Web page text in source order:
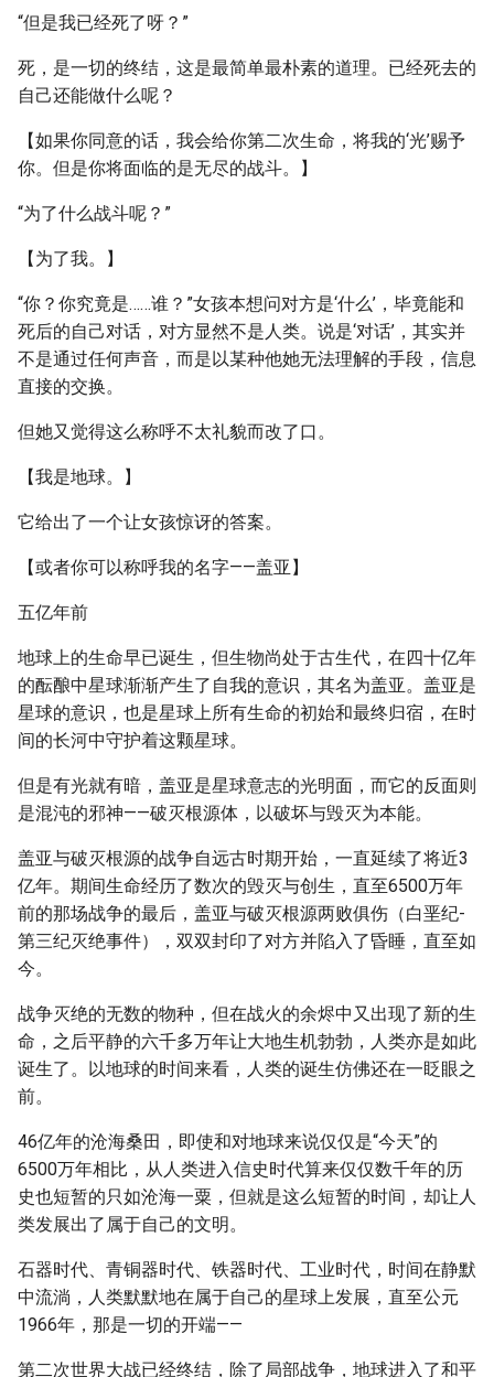
“但是我已经死了呀？”
死，是一切的终结，这是最简单最朴素的道理。已经死去的
自己还能做什么呢？
【如果你同意的话，我会给你第二次生命，将我的‘光’赐予
你。但是你将面临的是无尽的战斗。】
“为了什么战斗呢？”
【为了我。】
“你？你究竟是……谁？”女孩本想问对方是‘什么’，毕竟能和
死后的自己对话，对方显然不是人类。说是‘对话’，其实并
不是通过任何声音，而是以某种他她无法理解的手段，信息
直接的交换。
但她又觉得这么称呼不太礼貌而改了口。
【我是地球。】
它给出了一个让女孩惊讶的答案。
【或者你可以称呼我的名字——盖亚】
五亿年前
地球上的生命早已诞生，但生物尚处于古生代，在四十亿年
的酝酿中星球渐渐产生了自我的意识，其名为盖亚。盖亚是
星球的意识，也是星球上所有生命的初始和最终归宿，在时
间的长河中守护着这颗星球。
但是有光就有暗，盖亚是星球意志的光明面，而它的反面则
是混沌的邪神——破灭根源体，以破坏与毁灭为本能。
盖亚与破灭根源的战争自远古时期开始，一直延续了将近3
亿年。期间生命经历了数次的毁灭与创生，直至6500万年
前的那场战争的最后，盖亚与破灭根源两败俱伤（白垩纪-
第三纪灭绝事件），双双封印了对方并陷入了昏睡，直至如
今。
战争灭绝的无数的物种，但在战火的余烬中又出现了新的生
命，之后平静的六千多万年让大地生机勃勃，人类亦是如此
诞生了。以地球的时间来看，人类的诞生仿佛还在一眨眼之
前。
46亿年的沧海桑田，即使和对地球来说仅仅是“今天”的
6500万年相比，从人类进入信史时代算来仅仅数千年的历
史也短暂的只如沧海一粟，但就是这么短暂的时间，却让人
类发展出了属于自己的文明。
石器时代、青铜器时代、铁器时代、工业时代，时间在静默
中流淌，人类默默地在属于自己的星球上发展，直至公元
1966年，那是一切的开端——
第二次世界大战已经终结，除了局部战争，地球进入了和平